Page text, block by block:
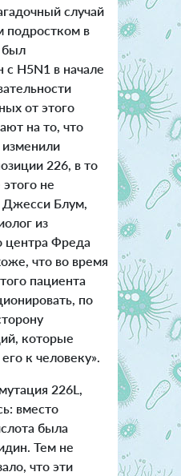
случай
подростком в
был
с H5N1 в начале
от этого
на то, что
226, в то
не
Джесси Блум,
из
центра Фреда
что во время
пациента
по
которые
к человеку».
226L,
вместо
была
Тем не
что эти